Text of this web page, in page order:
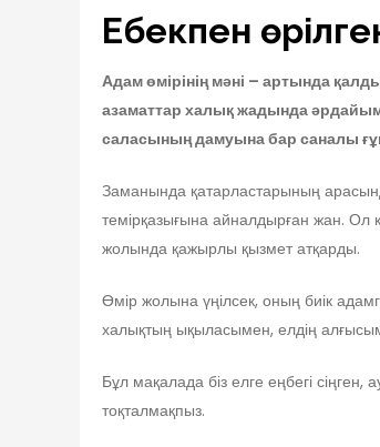
Еңбекпен
Адам өмірінің мәні – артында
азаматтар халық жадында
саласының дамуына бар саналы
Заманында қатарластарының
темірқазығына айналдырған жан. Ол
жолында қажырлы қызмет атқарды.
Өмір жолына үңілсек, оның биік
халықтың ықыласымен, елдің
Бұл мақалада біз елге еңбегі
тоқталмақпыз.